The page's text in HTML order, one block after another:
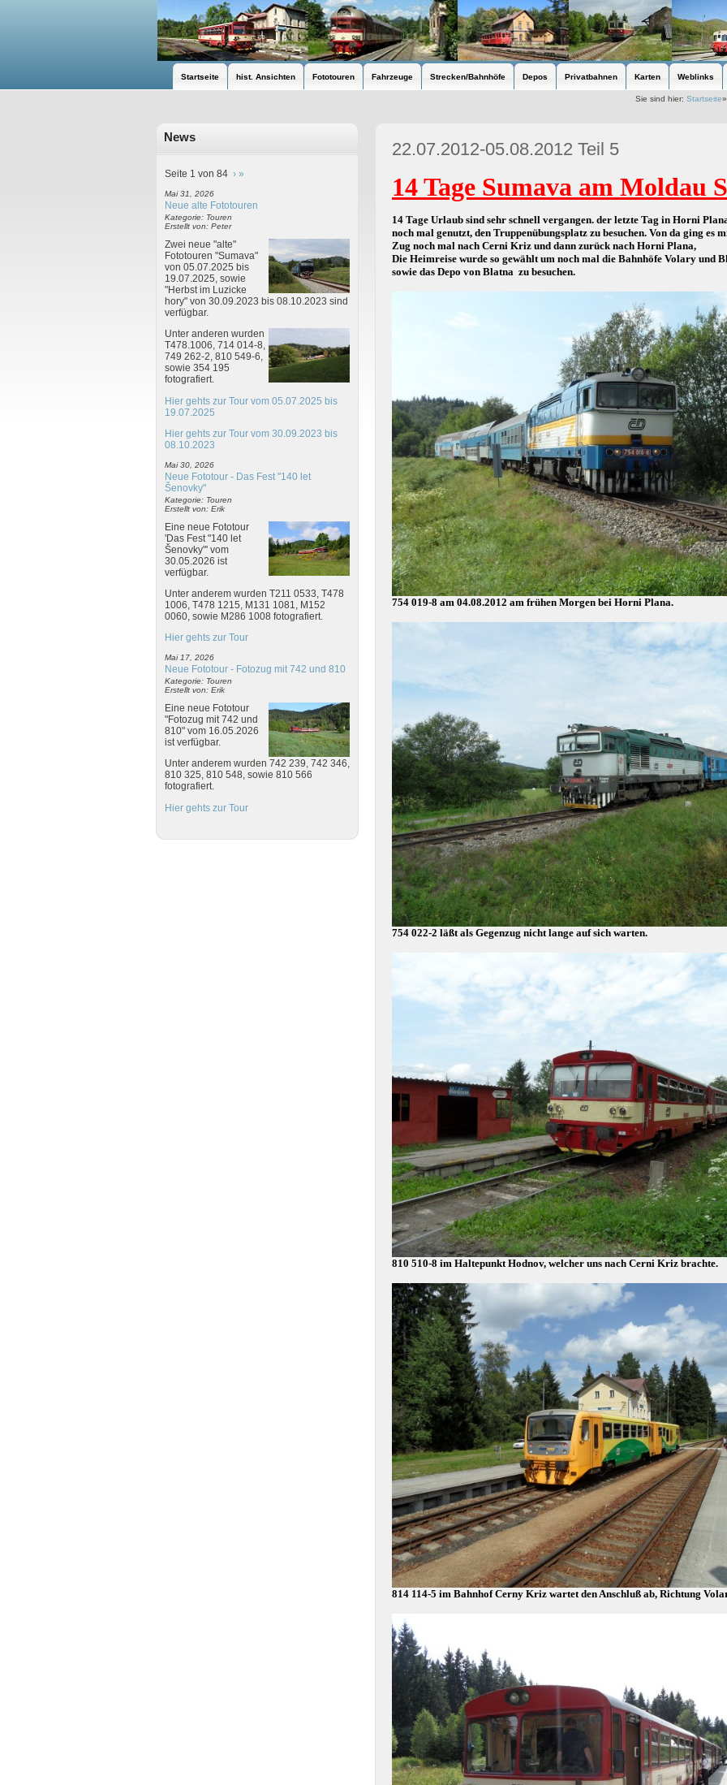
Startseite hist. Ansichten Fototouren Fahrzeuge Strecken/Bahnhöfe Depos Privatbahnen Karten Weblinks
Sie sind hier:Startseite
News
Seite 1 von 84 › »
Mai 31, 2026
Neue alte Fototouren
Kategorie: Touren
Erstellt von: Peter
Zwei neue "alte"
Fototouren "Sumava"
von 05.07.2025 bis
19.07.2025, sowie
"Herbst im Luzicke
hory" von 30.09.2023 bis 08.10.2023 sind
verfügbar.
Unter anderen wurden
T478.1006, 714 014-8,
749 262-2, 810 549-6,
sowie 354 195
fotografiert.
Hier gehts zur Tour vom 05.07.2025 bis
19.07.2025
Hier gehts zur Tour vom 30.09.2023 bis
08.10.2023
Mai 30, 2026
Neue Fototour - Das Fest "140 let
Šenovky"
Kategorie: Touren
Erstellt von: Erik
Eine neue Fototour
'Das Fest "140 let
Šenovky"' vom
30.05.2026 ist
verfügbar.
Unter anderem wurden T211 0533, T478
1006, T478 1215, M131 1081, M152
0060, sowie M286 1008 fotografiert.
Hier gehts zur Tour
Mai 17, 2026
Neue Fototour - Fotozug mit 742 und 810
Kategorie: Touren
Erstellt von: Erik
Eine neue Fototour
"Fotozug mit 742 und
810" vom 16.05.2026
ist verfügbar.
Unter anderem wurden 742 239, 742 346,
810 325, 810 548, sowie 810 566
fotografiert.
Hier gehts zur Tour
22.07.2012-05.08.2012 Teil 5
14 Tage Sumava am
14 Tage Urlaub sind sehr schnell vergangen. der letzte Tag in Horni
noch mal genutzt, den Truppenübungsplatz zu besuchen. Von da ging es
Zug noch mal nach Cerni Kriz und dann zurück nach Horni Plana,
Die Heimreise wurde so gewählt um noch mal die Bahnhöfe Volary und
sowie das Depo von Blatna zu besuchen.
754 019-8 am 04.08.2012 am frühen Morgen bei Horni Plana.
754 022-2 läßt als Gegenzug nicht lange auf sich warten.
810 510-8 im Haltepunkt Hodnov, welcher uns nach Cerni Kriz brachte.
814 114-5 im Bahnhof Cerny Kriz wartet den Anschluß ab, Richtung